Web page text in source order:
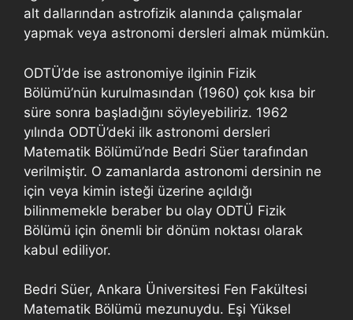
alt dallarından astrofizik alanında çalışmalar
yapmak veya astronomi dersleri almak mümkün.
ODTÜ’de ise astronomiye ilginin Fizik
Bölümü’nün kurulmasından (1960) çok kısa bir
süre sonra başladığını söyleyebiliriz. 1962
yılında ODTÜ’deki ilk astronomi dersleri
Matematik Bölümü’nde Bedri Süer tarafından
verilmiştir. O zamanlarda astronomi dersinin ne
için veya kimin isteği üzerine açıldığı
bilinmemekle beraber bu olay ODTÜ Fizik
Bölümü için önemli bir dönüm noktası olarak
kabul ediliyor.
Bedri Süer, Ankara Üniversitesi Fen Fakültesi
Matematik Bölümü mezunuydu. Eşi Yüksel